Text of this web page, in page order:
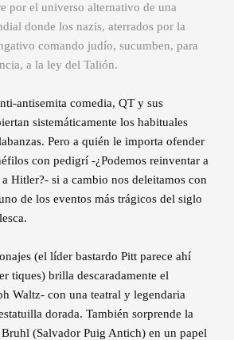
por el universo alternativo de una
donde los nazis, aterrados por la
comando judío, sucumben, para
a la ley del Talión.
antisemita comedia, QT y sus
sistemáticamente los habituales
Pero a quién le importa ofender
con pedigrí -¿Podemos reinventar a
Hitler?- si a cambio nos deleitamos con
de los eventos más trágicos del siglo
(el líder bastardo Pitt parece ahí
tiques) brilla descaradamente el
Waltz- con una teatral y legendaria
dorada. También sorprende la
(Salvador Puig Antich) en un papel